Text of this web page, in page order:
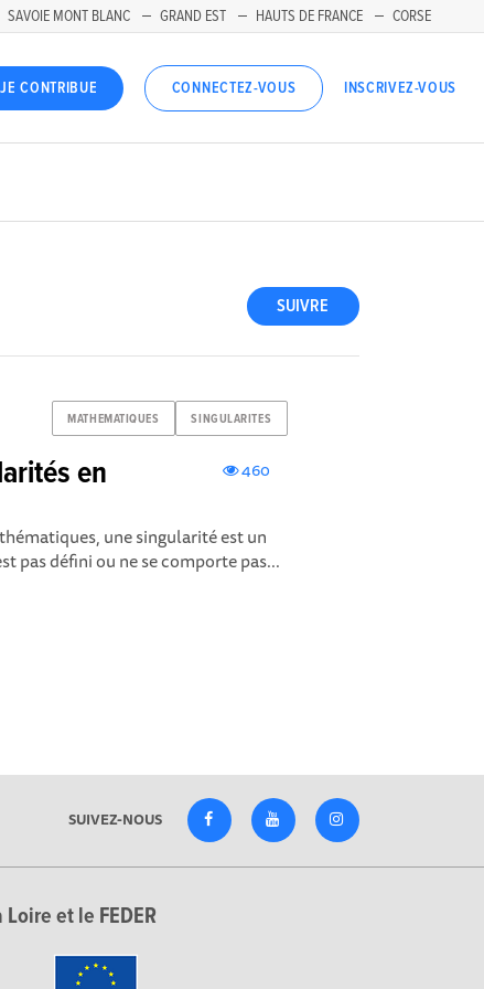
SAVOIE MONT BLANC GRAND EST HAUTS DE FRANCE CORSE
JE CONTRIBUE CONNECTEZ-VOUS INSCRIVEZ-VOUS
SUIVRE
MATHEMATIQUES SINGULARITES
460
en
une singularité est un
pas défini ou ne se comporte pas...
SUIVEZ-NOUS
et le FEDER